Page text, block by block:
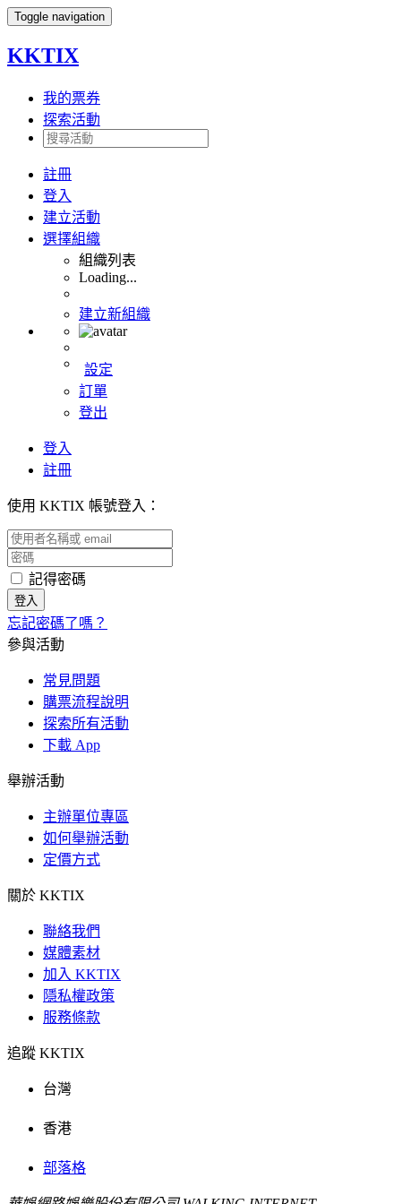
Toggle navigation
KKTIX
我的票券
探索活動
註冊
登入
建立活動
選擇組織
組織列表
Loading...
建立新組織
設定
訂單
登出
登入
註冊
使用 KKTIX 帳號登入：
記得密碼
忘記密碼了嗎？
參與活動
常見問題
購票流程說明
探索所有活動
下載 App
舉辦活動
主辦單位專區
如何舉辦活動
定價方式
關於 KKTIX
聯絡我們
媒體素材
加入 KKTIX
隱私權政策
服務條款
追蹤 KKTIX
台灣
香港
部落格